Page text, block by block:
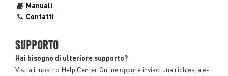
Manuali
Contatti
SUPPORTO
Hai bisogno di ulteriore supporto?
Visita il nostro Help Center Online oppure inviaci una richiesta e-